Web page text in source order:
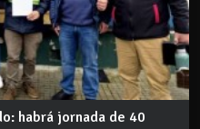
habrá jornada de 40